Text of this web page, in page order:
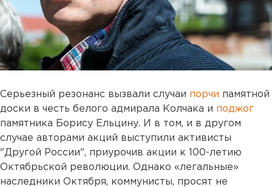
Серьезный резонанс вызвали случаи порчи памятной
доски в честь белого адмирала Колчака и поджог
памятника Борису Ельцину. И в том, и в другом
случае авторами акций выступили активисты
"Другой России", приурочив акции к 100-летию
Октябрьской революции. Однако «легальные»
наследники Октября, коммунисты, просят не